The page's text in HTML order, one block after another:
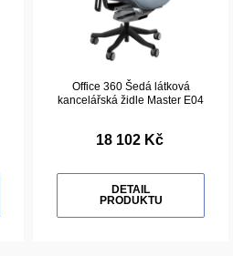
Office 360 Šedá látková
kancelářská židle Master E04
18 102 Kč
DETAIL
PRODUKTU